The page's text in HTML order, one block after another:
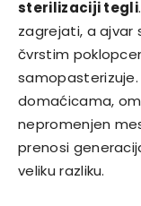
sterilizaciji tegli
zagrejati, a ajvar
čvrstim
domaćicama,
nepromenjen
prenosi
veliku razliku.